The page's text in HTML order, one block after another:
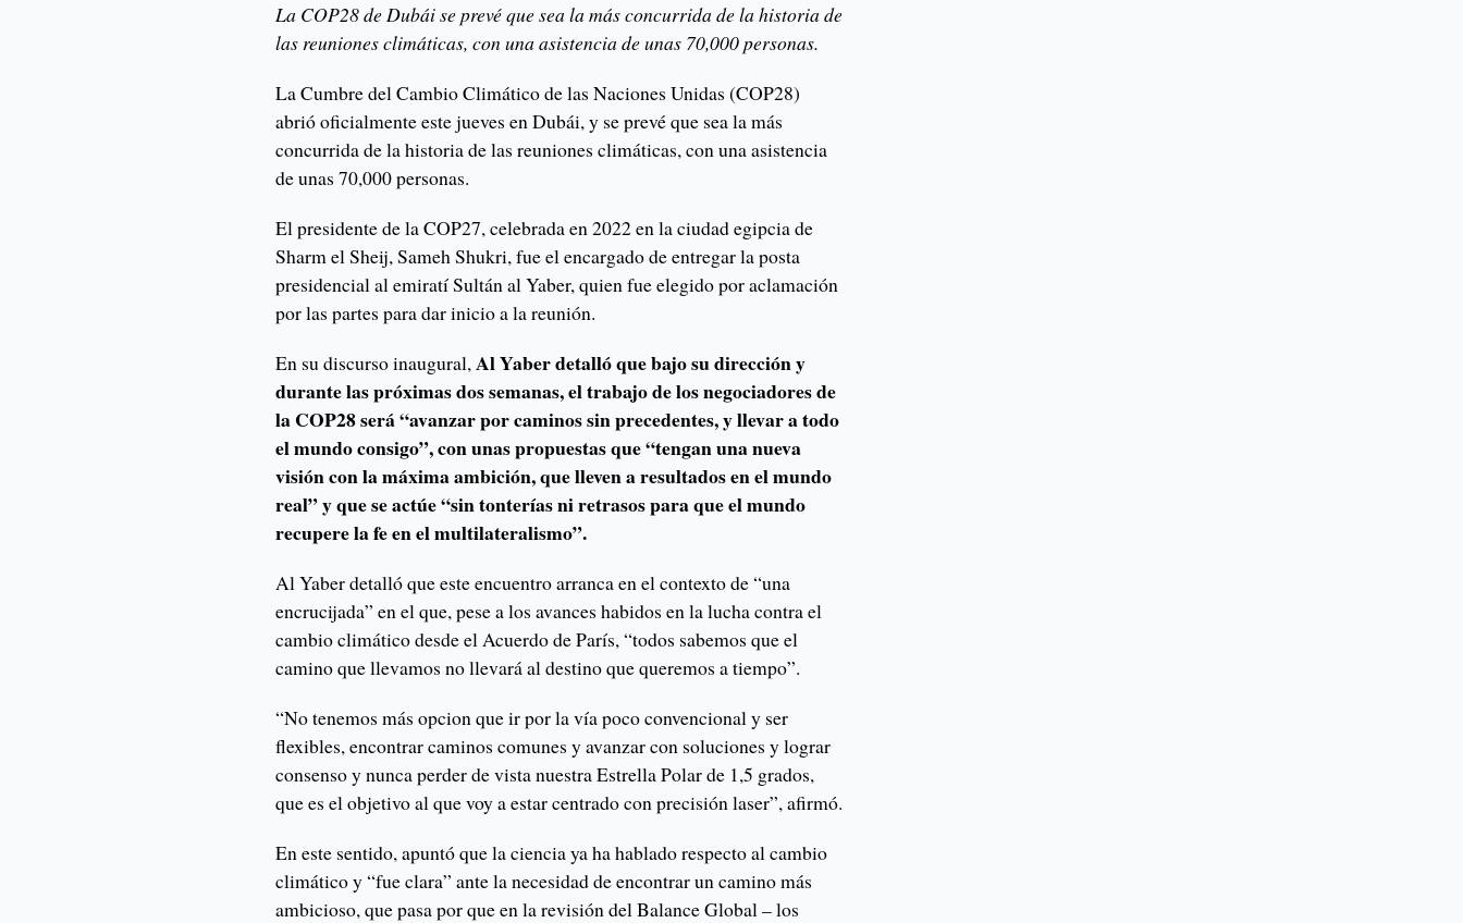
La COP28 de Dubái se prevé que sea la más concurrida de la historia de
las reuniones climáticas, con una asistencia de unas 70,000 personas.
La Cumbre del Cambio Climático de las Naciones Unidas (COP28)
abrió oficialmente este jueves en Dubái, y se prevé que sea la más
concurrida de la historia de las reuniones climáticas, con una asistencia
de unas 70,000 personas.
El presidente de la COP27, celebrada en 2022 en la ciudad egipcia de
Sharm el Sheij, Sameh Shukri, fue el encargado de entregar la posta
presidencial al emiratí Sultán al Yaber, quien fue elegido por aclamación
por las partes para dar inicio a la reunión.
En su discurso inaugural,Al Yaber detalló que bajo su dirección y
durante las próximas dos semanas, el trabajo de los negociadores de
la COP28 será “avanzar por caminos sin precedentes, y llevar a todo
el mundo consigo”, con unas propuestas que “tengan una nueva
visión con la máxima ambición, que lleven a resultados en el mundo
real” y que se actúe “sin tonterías ni retrasos para que el mundo
recupere la fe en el multilateralismo”.
Al Yaber detalló que este encuentro arranca en el contexto de “una
encrucijada” en el que, pese a los avances habidos en la lucha contra el
cambio climático desde el Acuerdo de París, “todos sabemos que el
camino que llevamos no llevará al destino que queremos a tiempo”.
“No tenemos más opcion que ir por la vía poco convencional y ser
flexibles, encontrar caminos comunes y avanzar con soluciones y lograr
consenso y nunca perder de vista nuestra Estrella Polar de 1,5 grados,
que es el objetivo al que voy a estar centrado con precisión laser”, afirmó.
En este sentido, apuntó que la ciencia ya ha hablado respecto al cambio
climático y “fue clara” ante la necesidad de encontrar un camino más
ambicioso, que pasa por que en la revisión del Balance Global – los